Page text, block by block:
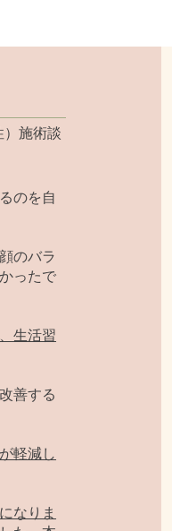
施術談
のを自
のバラ
ったで
生活習
善する
軽減し
なりま